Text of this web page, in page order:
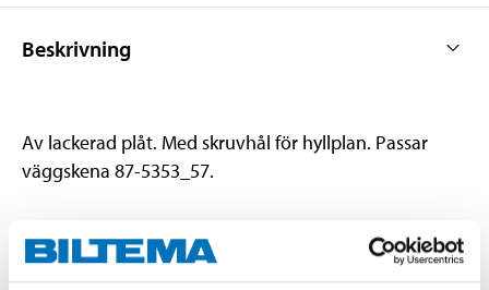
Beskrivning
Av lackerad plåt. Med skruvhål för hyllplan. Passar
väggskena 87-5353_57.
Teknisk specifikation